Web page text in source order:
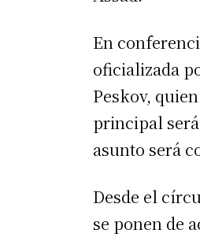
En
oficializada
Peskov,
principal
asunto será
Desde el
se ponen de